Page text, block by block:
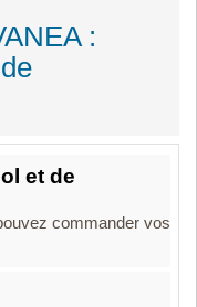
:
et de
commander vos